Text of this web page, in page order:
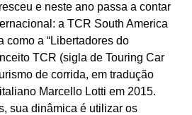
e neste ano passa a contar
a TCR South America
como a “Libertadores do
TCR (sigla de Touring Car
de corrida, em tradução
Marcello Lotti em 2015.
sua dinâmica é utilizar os